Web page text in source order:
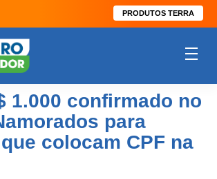
PRODUTOS TERRA
1.000 confirmado no
para
colocam CPF na